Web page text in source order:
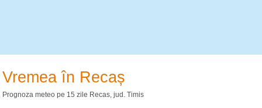
Vremea în Recaș
Prognoza meteo pe 15 zile Recas, jud. Timis